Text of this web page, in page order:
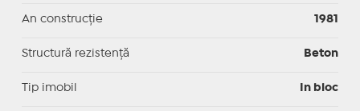
An construcție 1981
Structură rezistență Beton
Tip imobil In bloc